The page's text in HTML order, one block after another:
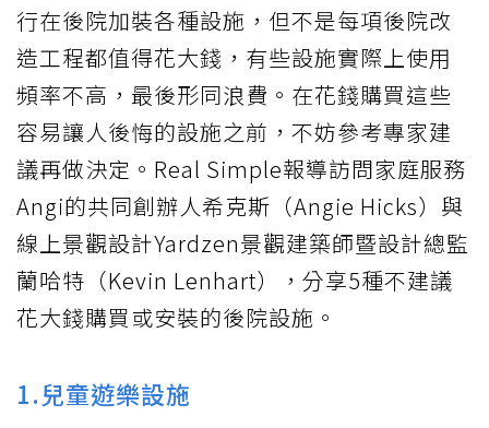
行在後院加裝各種設施，但不是每項後院改
造工程都值得花大錢，有些設施實際上使用
頻率不高，最後形同浪費。在花錢購買這些
容易讓人後悔的設施之前，不妨參考專家建
議再做決定。Real Simple報導訪問家庭服務
Angi的共同創辦人希克斯（Angie Hicks）與
線上景觀設計Yardzen景觀建築師暨設計總監
蘭哈特（Kevin Lenhart），分享5種不建議
花大錢購買或安裝的後院設施。
1.兒童遊樂設施